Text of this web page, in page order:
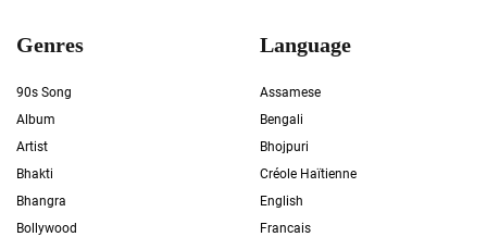
Genres
90s Song
Album
Artist
Bhakti
Bhangra
Bollywood
Language
Assamese
Bengali
Bhojpuri
Créole Haïtienne
English
Francais